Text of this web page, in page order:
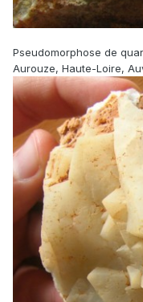
Pseudomorphose de
Aurouze, Haute-Loire,